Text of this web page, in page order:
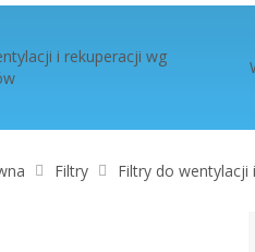
i rekuperacji wg
Filtry Filtry do